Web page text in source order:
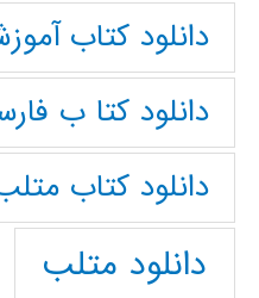
دانلود كتاب
دانلود كتا ب
دانلود كتاب
دانلود متلب